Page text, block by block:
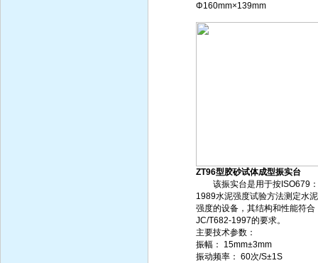
Φ160mm×139mm
ZT96型胶砂试体成型振实台
该振实台是用于按ISO679：
1989水泥强度试验方法测定水
强度的设备，其结构和性能符合
JC/T682-1997的要求。
主要技术参数：
振幅： 15mm±3mm
振动频率： 60次/S±1S